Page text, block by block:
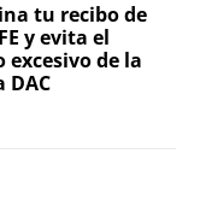
tu recibo de
y evita el
excesivo de la
DAC